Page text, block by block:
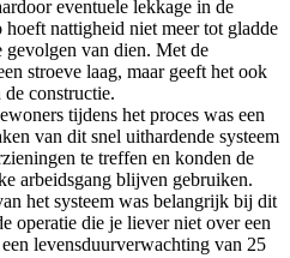
eventuele lekkage in de
nattigheid niet meer tot gladde
gevolgen van dien. Met de
stroeve laag, maar geeft het ook
constructie.
tijdens het proces was een
van dit snel uithardende systeem
te treffen en konden de
arbeidsgang blijven gebruiken.
het systeem was belangrijk bij dit
operatie die je liever niet over een
levensduurverwachting van 25